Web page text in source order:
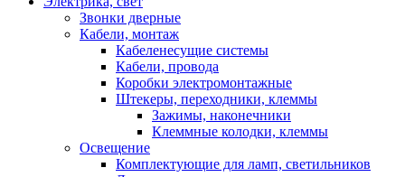
Звонки дверные
Кабели, монтаж
Кабеленесущие системы
Кабели, провода
Коробки электромонтажные
Штекеры, переходники, клеммы
Зажимы, наконечники
Клеммные колодки, клеммы
Освещение
Комплектующие для ламп, светильников